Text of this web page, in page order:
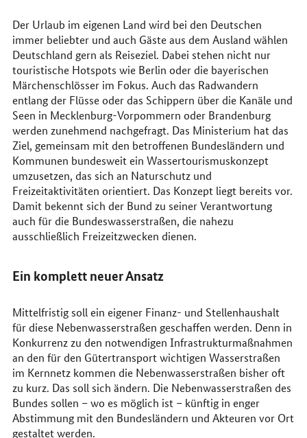
Der Urlaub im eigenen Land wird bei den Deutschen
immer beliebter und auch Gäste aus dem Ausland wählen
Deutschland gern als Reiseziel. Dabei stehen nicht nur
touristische Hotspots wie Berlin oder die bayerischen
Märchenschlösser im Fokus. Auch das Radwandern
entlang der Flüsse oder das Schippern über die Kanäle und
Seen in Mecklenburg-Vorpommern oder Brandenburg
werden zunehmend nachgefragt. Das Ministerium hat das
Ziel, gemeinsam mit den betroffenen Bundesländern und
Kommunen bundesweit ein Wassertourismuskonzept
umzusetzen, das sich an Naturschutz und
Freizeitaktivitäten orientiert. Das Konzept liegt bereits vor.
Damit bekennt sich der Bund zu seiner Verantwortung
auch für die Bundeswasserstraßen, die nahezu
ausschließlich Freizeitzwecken dienen.
Ein komplett neuer Ansatz
Mittelfristig soll ein eigener Finanz- und Stellenhaushalt
für diese Nebenwasserstraßen geschaffen werden. Denn in
Konkurrenz zu den notwendigen Infrastrukturmaßnahmen
an den für den Gütertransport wichtigen Wasserstraßen
im Kernnetz kommen die Nebenwasserstraßen bisher oft
zu kurz. Das soll sich ändern. Die Nebenwasserstraßen des
Bundes sollen – wo es möglich ist – künftig in enger
Abstimmung mit den Bundesländern und Akteuren vor Ort
gestaltet werden.